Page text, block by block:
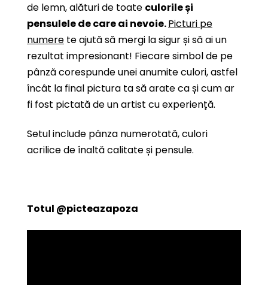
de lemn, alături de toate culorile și
pensulele de care ai nevoie.Picturi pe
numere te ajută să mergi la sigur și să ai un
rezultat impresionant! Fiecare simbol de pe
pânză corespunde unei anumite culori, astfel
încât la final pictura ta să arate ca și cum ar
fi fost pictată de un artist cu experiență.
Setul include pânza numerotată, culori
acrilice de înaltă calitate și pensule.
Totul @picteazapoza